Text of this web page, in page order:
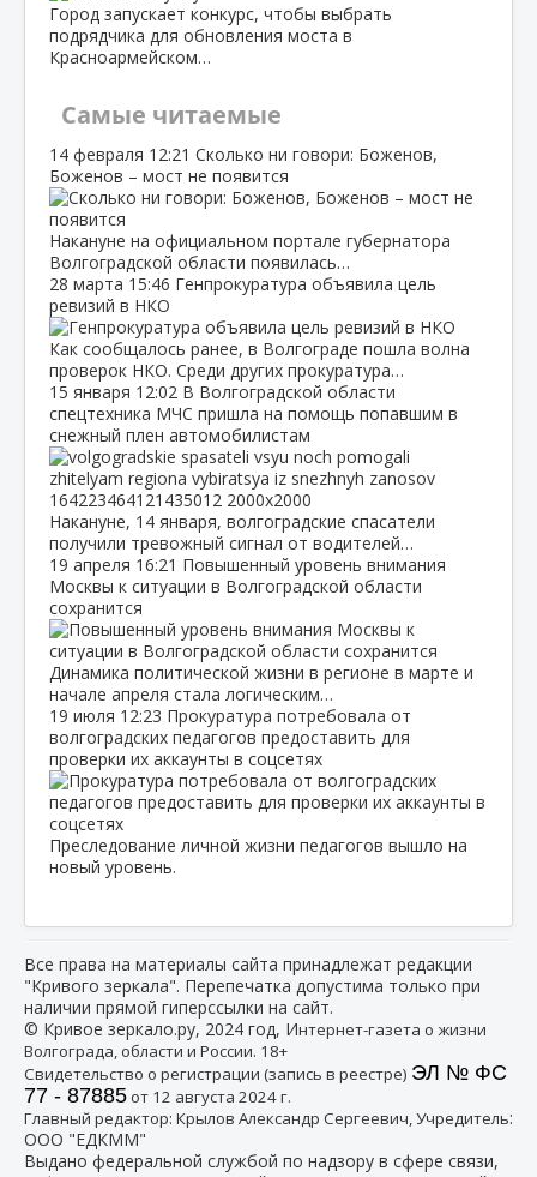
Город запускает конкурс, чтобы выбрать
подрядчика для обновления моста в
Красноармейском…
Самые читаемые
14 февраля 12:21 Сколько ни говори: Боженов,
Боженов – мост не появится
Накануне на официальном портале губернатора
Волгоградской области появилась…
28 марта 15:46 Генпрокуратура объявила цель
ревизий в НКО
Как сообщалось ранее, в Волгограде пошла волна
проверок НКО. Среди других прокуратура…
15 января 12:02 В Волгоградской области
спецтехника МЧС пришла на помощь попавшим в
снежный плен автомобилистам
Накануне, 14 января, волгоградские спасатели
получили тревожный сигнал от водителей…
19 апреля 16:21 Повышенный уровень внимания
Москвы к ситуации в Волгоградской области
сохранится
Динамика политической жизни в регионе в марте и
начале апреля стала логическим…
19 июля 12:23 Прокуратура потребовала от
волгоградских педагогов предоставить для
проверки их аккаунты в соцсетях
Преследование личной жизни педагогов вышло на
новый уровень.
Все права на материалы сайта принадлежат редакции
"Кривого зеркала". Перепечатка допустима только при
наличии прямой гиперссылки на сайт.
© Кривое зеркало.ру, 2024 год, Интернет-газета о жизни
Волгограда, области и России. 18+
Свидетельство о регистрации (запись в реестре) ЭЛ № ФС
77 - 87885от 12 августа 2024 г.
Главный редактор: Крылов Александр Сергеевич, Учредитель:
ООО "ЕДКММ"
Выдано федеральной службой по надзору в сфере связи,